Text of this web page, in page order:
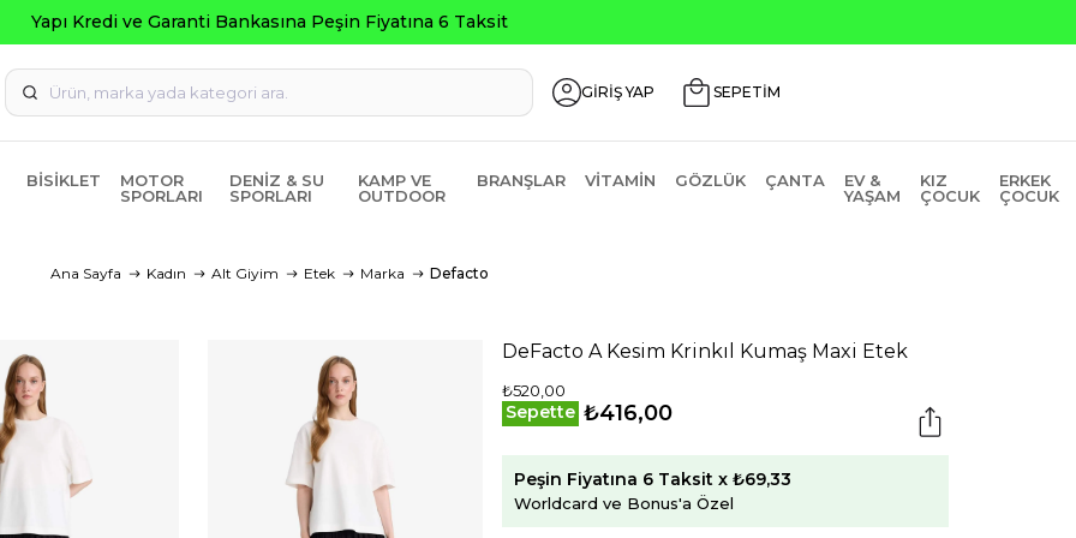
Yapı Kredi ve Garanti Bankasına Peşin Fiyatına 6 Taksit
GİRİŞ YAP SEPETİM
BISIKLET
MOTOR
SPORLARI
DENIZ & SU
SPORLARI
KAMP VE
OUTDOOR
BRANŞLAR VITAMIN GÖZLÜK ÇANTA
EV &
YAŞAM
KIZ
ÇOCUK
ERKEK
ÇOCUK
Ana Sayfa Kadın Alt Giyim Etek Marka Defacto
DeFacto A Kesim Krinkıl Kumaş Maxi Etek
₺520,00
Sepette ₺416,00
Peşin Fiyatına 6 Taksit x ₺69,33
Worldcard ve Bonus'a Özel